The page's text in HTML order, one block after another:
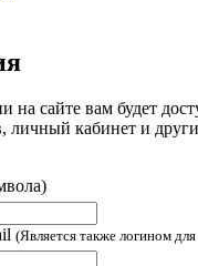
на сайте вам будет
личный кабинет и
(Является также логином